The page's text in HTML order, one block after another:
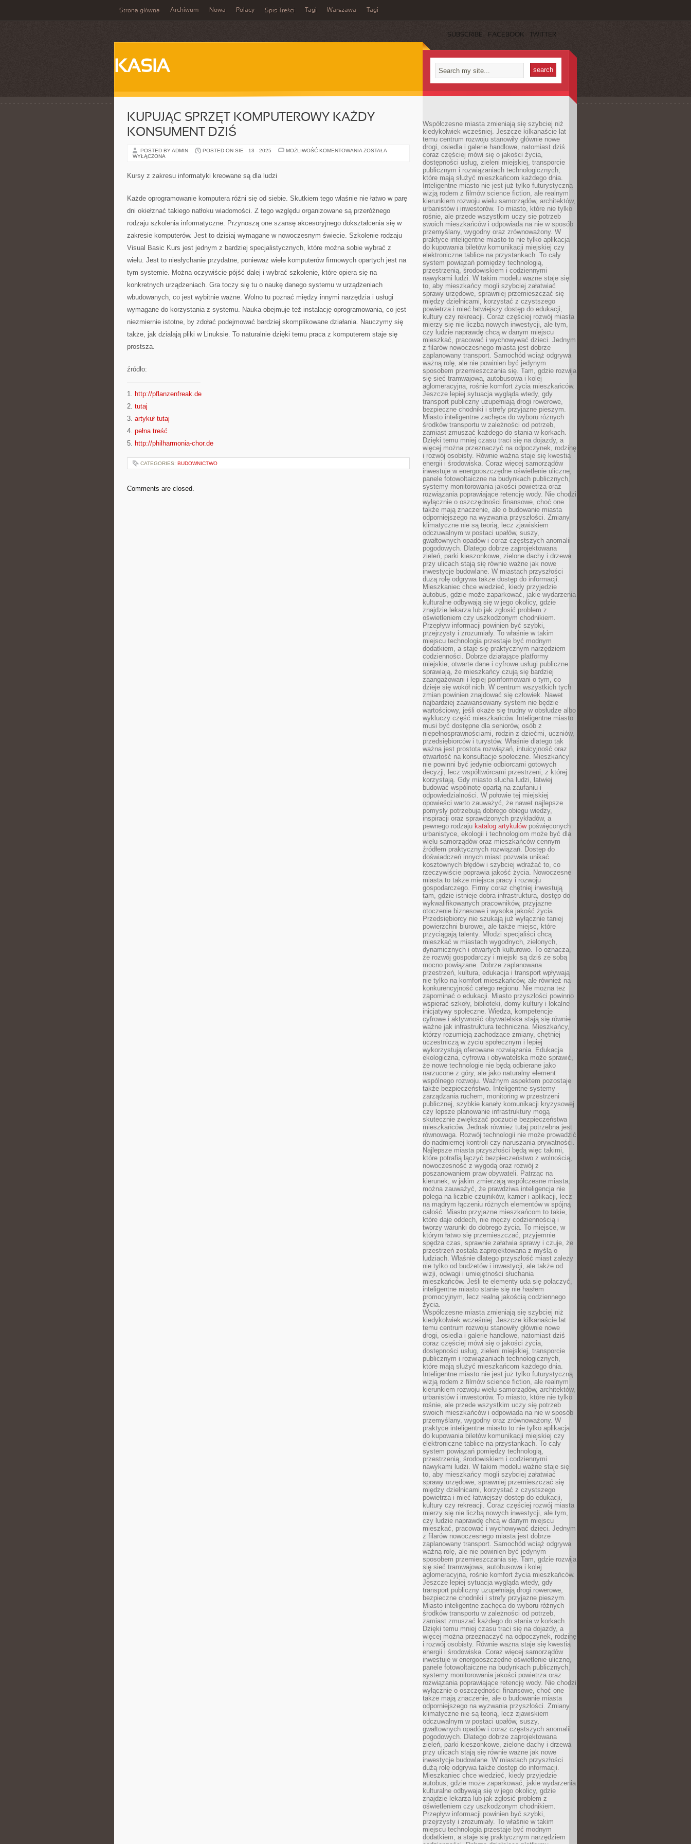
Strona główna Archiwum Nowa Polacy Spis Treści Tagi Warszawa Tagi
SUBSCRIBE FACEBOOK TWITTER
KASIA
KUPUJĄC SPRZĘT KOMPUTEROWY KAŻDY
KONSUMENT DZIŚ
POSTED BY ADMIN POSTED ON SIE - 13 - 2025 MOŻLIWOŚĆ KOMENTOWANIA KUPUJĄC
ZOSTAŁA
WYŁĄCZONA
Kursy z zakresu informatyki kreowane są dla ludzi
Każde oprogramowanie komputera różni się od siebie. Skutkiem tego właśnie nie łatwo w parę
dni okiełznać takiego natłoku wiadomości. Z tego względu organizowane są przeróżnego
rodzaju szkolenia informatyczne. Przynoszą one szansę akcesoryjnego dokształcenia się w
zakresie komputerów. Jest to dzisiaj wymagane w nowoczesnym świecie. Szkolenie rodzaju
Visual Basic Kurs jest jednym z bardziej specjalistycznych, które można sobie wybrać z
wielu. Jest to niesłychanie przydatne, ponieważ wiele komputerów firmowych opartych jest na
tym systemie. Można oczywiście pójść dalej i wybrać szkolenie, które opiera się na
konkretnych urządzeniach. Gra toczy się tu o naukę danego systemu w urządzeniach
wbudowanych, co jest wybitnie ważne. Wolno tu poznać między innymi narzędzia i usługi
wymagane do korzystania z systemu. Nauka obejmuje też instalację oprogramowania, co jest
niezmiernie istotne, by zdołać podejmować bardziej skomplikowane działania. Nauczymy się
także, jak działają pliki w Linuksie. To naturalnie dzięki temu praca z komputerem staje się
prostsza.
źródło:
———————————
1. http://pflanzenfreak.de
2. tutaj
3. artykuł tutaj
4. pełna treść
5. http://philharmonia-chor.de
CATEGORIES: BUDOWNICTWO
Comments are closed.
Współczesne miasta zmieniają się szybciej niż
kiedykolwiek wcześniej. Jeszcze kilkanaście lat
temu centrum rozwoju stanowiły głównie nowe
drogi, osiedla i galerie handlowe, natomiast dziś
coraz częściej mówi się o jakości życia,
dostępności usług, zieleni miejskiej, transporcie
publicznym i rozwiązaniach technologicznych,
które mają służyć mieszkańcom każdego dnia.
Inteligentne miasto nie jest już tylko futurystyczną
wizją rodem z filmów science fiction, ale realnym
kierunkiem rozwoju wielu samorządów, architektów,
urbanistów i inwestorów. To miasto, które nie tylko
rośnie, ale przede wszystkim uczy się potrzeb
swoich mieszkańców i odpowiada na nie w sposób
przemyślany, wygodny oraz zrównoważony. W
praktyce inteligentne miasto to nie tylko aplikacja
do kupowania biletów komunikacji miejskiej czy
elektroniczne tablice na przystankach. To cały
system powiązań pomiędzy technologią,
przestrzenią, środowiskiem i codziennymi
nawykami ludzi. W takim modelu ważne staje się
to, aby mieszkańcy mogli szybciej załatwiać
sprawy urzędowe, sprawniej przemieszczać się
między dzielnicami, korzystać z czystszego
powietrza i mieć łatwiejszy dostęp do edukacji,
kultury czy rekreacji. Coraz częściej rozwój miasta
mierzy się nie liczbą nowych inwestycji, ale tym,
czy ludzie naprawdę chcą w danym miejscu
mieszkać, pracować i wychowywać dzieci. Jednym
z filarów nowoczesnego miasta jest dobrze
zaplanowany transport. Samochód wciąż odgrywa
ważną rolę, ale nie powinien być jedynym
sposobem przemieszczania się. Tam, gdzie rozwija
się sieć tramwajowa, autobusowa i kolej
aglomeracyjna, rośnie komfort życia mieszkańców.
Jeszcze lepiej sytuacja wygląda wtedy, gdy
transport publiczny uzupełniają drogi rowerowe,
bezpieczne chodniki i strefy przyjazne pieszym.
Miasto inteligentne zachęca do wyboru różnych
środków transportu w zależności od potrzeb,
zamiast zmuszać każdego do stania w korkach.
Dzięki temu mniej czasu traci się na dojazdy, a
więcej można przeznaczyć na odpoczynek, rodzinę
i rozwój osobisty. Równie ważna staje się kwestia
energii i środowiska. Coraz więcej samorządów
inwestuje w energooszczędne oświetlenie uliczne,
panele fotowoltaiczne na budynkach publicznych,
systemy monitorowania jakości powietrza oraz
rozwiązania poprawiające retencję wody. Nie chodzi
wyłącznie o oszczędności finansowe, choć one
także mają znaczenie, ale o budowanie miasta
odporniejszego na wyzwania przyszłości. Zmiany
klimatyczne nie są teorią, lecz zjawiskiem
odczuwalnym w postaci upałów, suszy,
gwałtownych opadów i coraz częstszych anomalii
pogodowych. Dlatego dobrze zaprojektowana
zieleń, parki kieszonkowe, zielone dachy i drzewa
przy ulicach stają się równie ważne jak nowe
inwestycje budowlane. W miastach przyszłości
dużą rolę odgrywa także dostęp do informacji.
Mieszkaniec chce wiedzieć, kiedy przyjedzie
autobus, gdzie może zaparkować, jakie wydarzenia
kulturalne odbywają się w jego okolicy, gdzie
znajdzie lekarza lub jak zgłosić problem z
oświetleniem czy uszkodzonym chodnikiem.
Przepływ informacji powinien być szybki,
przejrzysty i zrozumiały. To właśnie w takim
miejscu technologia przestaje być modnym
dodatkiem, a staje się praktycznym narzędziem
codzienności. Dobrze działające platformy
miejskie, otwarte dane i cyfrowe usługi publiczne
sprawiają, że mieszkańcy czują się bardziej
zaangażowani i lepiej poinformowani o tym, co
dzieje się wokół nich. W centrum wszystkich tych
zmian powinien znajdować się człowiek. Nawet
najbardziej zaawansowany system nie będzie
wartościowy, jeśli okaże się trudny w obsłudze albo
wykluczy część mieszkańców. Inteligentne miasto
musi być dostępne dla seniorów, osób z
niepełnosprawnościami, rodzin z dziećmi, uczniów,
przedsiębiorców i turystów. Właśnie dlatego tak
ważna jest prostota rozwiązań, intuicyjność oraz
otwartość na konsultacje społeczne. Mieszkańcy
nie powinni być jedynie odbiorcami gotowych
decyzji, lecz współtwórcami przestrzeni, z której
korzystają. Gdy miasto słucha ludzi, łatwiej
budować wspólnotę opartą na zaufaniu i
odpowiedzialności. W połowie tej miejskiej
opowieści warto zauważyć, że nawet najlepsze
pomysły potrzebują dobrego obiegu wiedzy,
inspiracji oraz sprawdzonych przykładów, a
pewnego rodzaju katalog artykułówpoświęconych
urbanistyce, ekologii i technologiom może być dla
wielu samorządów oraz mieszkańców cennym
źródłem praktycznych rozwiązań. Dostęp do
doświadczeń innych miast pozwala unikać
kosztownych błędów i szybciej wdrażać to, co
rzeczywiście poprawia jakość życia. Nowoczesne
miasta to także miejsca pracy i rozwoju
gospodarczego. Firmy coraz chętniej inwestują
tam, gdzie istnieje dobra infrastruktura, dostęp do
wykwalifikowanych pracowników, przyjazne
otoczenie biznesowe i wysoka jakość życia.
Przedsiębiorcy nie szukają już wyłącznie taniej
powierzchni biurowej, ale także miejsc, które
przyciągają talenty. Młodzi specjaliści chcą
mieszkać w miastach wygodnych, zielonych,
dynamicznych i otwartych kulturowo. To oznacza,
że rozwój gospodarczy i miejski są dziś ze sobą
mocno powiązane. Dobrze zaplanowana
przestrzeń, kultura, edukacja i transport wpływają
nie tylko na komfort mieszkańców, ale również na
konkurencyjność całego regionu. Nie można też
zapominać o edukacji. Miasto przyszłości powinno
wspierać szkoły, biblioteki, domy kultury i lokalne
inicjatywy społeczne. Wiedza, kompetencje
cyfrowe i aktywność obywatelska stają się równie
ważne jak infrastruktura techniczna. Mieszkańcy,
którzy rozumieją zachodzące zmiany, chętniej
uczestniczą w życiu społecznym i lepiej
wykorzystują oferowane rozwiązania. Edukacja
ekologiczna, cyfrowa i obywatelska może sprawić,
że nowe technologie nie będą odbierane jako
narzucone z góry, ale jako naturalny element
wspólnego rozwoju. Ważnym aspektem pozostaje
także bezpieczeństwo. Inteligentne systemy
zarządzania ruchem, monitoring w przestrzeni
publicznej, szybkie kanały komunikacji kryzysowej
czy lepsze planowanie infrastruktury mogą
skutecznie zwiększać poczucie bezpieczeństwa
mieszkańców. Jednak również tutaj potrzebna jest
równowaga. Rozwój technologii nie może prowadzić
do nadmiernej kontroli czy naruszania prywatności.
Najlepsze miasta przyszłości będą więc takimi,
które potrafią łączyć bezpieczeństwo z wolnością,
nowoczesność z wygodą oraz rozwój z
poszanowaniem praw obywateli. Patrząc na
kierunek, w jakim zmierzają współczesne miasta,
można zauważyć, że prawdziwa inteligencja nie
polega na liczbie czujników, kamer i aplikacji, lecz
na mądrym łączeniu różnych elementów w spójną
całość. Miasto przyjazne mieszkańcom to takie,
które daje oddech, nie męczy codziennością i
tworzy warunki do dobrego życia. To miejsce, w
którym łatwo się przemieszczać, przyjemnie
spędza czas, sprawnie załatwia sprawy i czuje, że
przestrzeń została zaprojektowana z myślą o
ludziach. Właśnie dlatego przyszłość miast zależy
nie tylko od budżetów i inwestycji, ale także od
wizji, odwagi i umiejętności słuchania
mieszkańców. Jeśli te elementy uda się połączyć,
inteligentne miasto stanie się nie hasłem
promocyjnym, lecz realną jakością codziennego
życia.
Współczesne miasta zmieniają się szybciej niż
kiedykolwiek wcześniej. Jeszcze kilkanaście lat
temu centrum rozwoju stanowiły głównie nowe
drogi, osiedla i galerie handlowe, natomiast dziś
coraz częściej mówi się o jakości życia,
dostępności usług, zieleni miejskiej, transporcie
publicznym i rozwiązaniach technologicznych,
które mają służyć mieszkańcom każdego dnia.
Inteligentne miasto nie jest już tylko futurystyczną
wizją rodem z filmów science fiction, ale realnym
kierunkiem rozwoju wielu samorządów, architektów,
urbanistów i inwestorów. To miasto, które nie tylko
rośnie, ale przede wszystkim uczy się potrzeb
swoich mieszkańców i odpowiada na nie w sposób
przemyślany, wygodny oraz zrównoważony. W
praktyce inteligentne miasto to nie tylko aplikacja
do kupowania biletów komunikacji miejskiej czy
elektroniczne tablice na przystankach. To cały
system powiązań pomiędzy technologią,
przestrzenią, środowiskiem i codziennymi
nawykami ludzi. W takim modelu ważne staje się
to, aby mieszkańcy mogli szybciej załatwiać
sprawy urzędowe, sprawniej przemieszczać się
między dzielnicami, korzystać z czystszego
powietrza i mieć łatwiejszy dostęp do edukacji,
kultury czy rekreacji. Coraz częściej rozwój miasta
mierzy się nie liczbą nowych inwestycji, ale tym,
czy ludzie naprawdę chcą w danym miejscu
mieszkać, pracować i wychowywać dzieci. Jednym
z filarów nowoczesnego miasta jest dobrze
zaplanowany transport. Samochód wciąż odgrywa
ważną rolę, ale nie powinien być jedynym
sposobem przemieszczania się. Tam, gdzie rozwija
się sieć tramwajowa, autobusowa i kolej
aglomeracyjna, rośnie komfort życia mieszkańców.
Jeszcze lepiej sytuacja wygląda wtedy, gdy
transport publiczny uzupełniają drogi rowerowe,
bezpieczne chodniki i strefy przyjazne pieszym.
Miasto inteligentne zachęca do wyboru różnych
środków transportu w zależności od potrzeb,
zamiast zmuszać każdego do stania w korkach.
Dzięki temu mniej czasu traci się na dojazdy, a
więcej można przeznaczyć na odpoczynek, rodzinę
i rozwój osobisty. Równie ważna staje się kwestia
energii i środowiska. Coraz więcej samorządów
inwestuje w energooszczędne oświetlenie uliczne,
panele fotowoltaiczne na budynkach publicznych,
systemy monitorowania jakości powietrza oraz
rozwiązania poprawiające retencję wody. Nie chodzi
wyłącznie o oszczędności finansowe, choć one
także mają znaczenie, ale o budowanie miasta
odporniejszego na wyzwania przyszłości. Zmiany
klimatyczne nie są teorią, lecz zjawiskiem
odczuwalnym w postaci upałów, suszy,
gwałtownych opadów i coraz częstszych anomalii
pogodowych. Dlatego dobrze zaprojektowana
zieleń, parki kieszonkowe, zielone dachy i drzewa
przy ulicach stają się równie ważne jak nowe
inwestycje budowlane. W miastach przyszłości
dużą rolę odgrywa także dostęp do informacji.
Mieszkaniec chce wiedzieć, kiedy przyjedzie
autobus, gdzie może zaparkować, jakie wydarzenia
kulturalne odbywają się w jego okolicy, gdzie
znajdzie lekarza lub jak zgłosić problem z
oświetleniem czy uszkodzonym chodnikiem.
Przepływ informacji powinien być szybki,
przejrzysty i zrozumiały. To właśnie w takim
miejscu technologia przestaje być modnym
dodatkiem, a staje się praktycznym narzędziem